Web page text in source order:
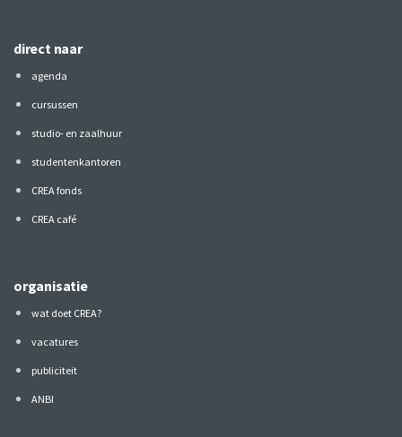
direct naar
agenda
cursussen
studio- en zaalhuur
studentenkantoren
CREA fonds
CREA café
organisatie
wat doet CREA?
vacatures
publiciteit
ANBI